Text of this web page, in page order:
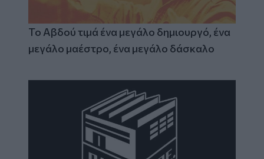
Το Αβδού τιμά ένα μεγάλο δημιουργό, ένα
μεγάλο μαέστρο, ένα μεγάλο δάσκαλο